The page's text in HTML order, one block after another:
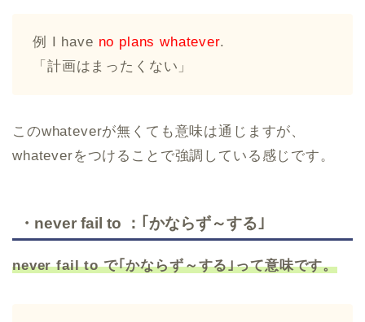
例 I have no plans whatever.
「計画はまったくない」
このwhateverが無くても意味は通じますが、
whateverをつけることで強調している感じです。
・never fail to ：｢かならず～する｣
never fail to で｢かならず～する｣って意味です。